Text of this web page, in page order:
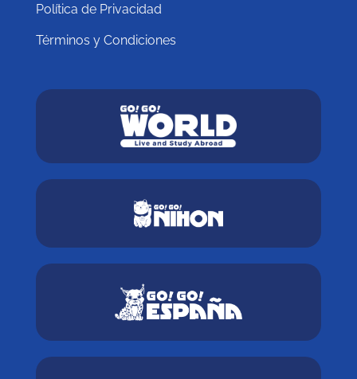
Política de Privacidad
Términos y Condiciones